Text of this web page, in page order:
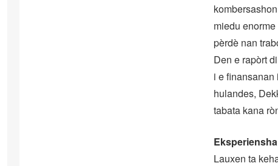
miedu
pèrdè nan
Den e rapòrt
i e
hulandes,
tabata kana
Lauxen ta